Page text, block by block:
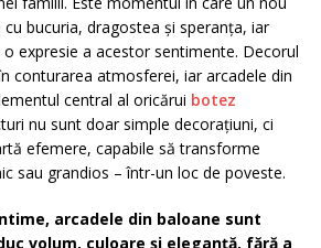
bucuria, dragostea și speranța, iar
expresie a acestor sentimente. Decorul
conturarea atmosferei, iar arcadele din
central al oricărui botez
nu sunt doar simple decorațiuni, ci
efemere, capabile să transforme
sau grandios – într-un loc de poveste.
arcadele din baloane sunt
volum, culoare și eleganță, fără a